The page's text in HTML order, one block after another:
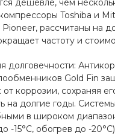
дешевле, чем
Toshiba и
рассчитаны на
частоту и
долговечности:
Gold Fin
коррозии, сохраняя
на долгие годы.
в широком
-15°C, обогрев до -